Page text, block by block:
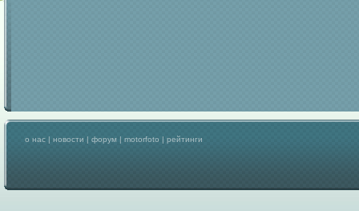
о нас | новости | форум | motorfoto | рейтинги